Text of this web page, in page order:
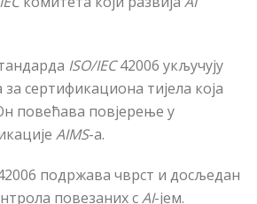
ISO/IEC 42006 укључују
за сертификациона тијела која
повећава повјерење у
AIMS-а.
подржава чврст и досљедан
повезаних сAI-јем.